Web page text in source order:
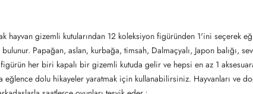
hayvan gizemli kutularından 12 koleksiyon figüründen 1'ini seçerek
Papağan, aslan, kurbağa, timsah, Dalmaçyalı, Japon balığı,
her biri kapalı bir gizemli kutuda gelir ve hepsi en az 1
dolu hikayeler yaratmak için kullanabilirsiniz. Hayvanları ve